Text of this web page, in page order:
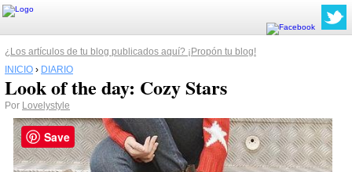
¿Los artículos de tu blog publicados aquí? ¡Propón tu blog!
INICIO › DIARIO
Look of the day: Cozy Stars
Por Lovelystyle
Save